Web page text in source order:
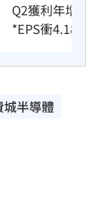
Q2獲利年增
*EPS衝4.18
城半導體